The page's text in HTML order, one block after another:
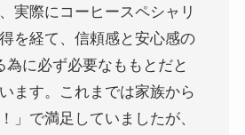
実際にコーヒースペシャリ
を経て、信頼感と安心感の
為に必ず必要なももとだと
ます。これまでは家族から
」で満足していましたが、